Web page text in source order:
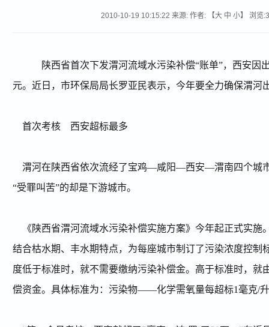
2010-10-19 10:15:22 来源: 作者: 【大 中 小】 浏览:
陕西省首次下发渭河流域水污染补偿“账单”，西安因
元。近日，市环保局局长罗亚民表示，今年要全力确保渭河
首次考核 西安超标最多
渭河在陕西省依次流经了宝鸡—咸阳—西安—渭南四个城
“受罪叫苦”的却是下游城市。
《陕西省渭河流域水污染补偿实施方案》今年起正式实施
结合枯水期、丰水期特点，为每座城市制订了污染浓度控制
度低于标准时，就不需要缴纳污染补偿金。高于标准时，就
偿资金。具体标准为：污染物——化学需氧量每超标1 毫克/